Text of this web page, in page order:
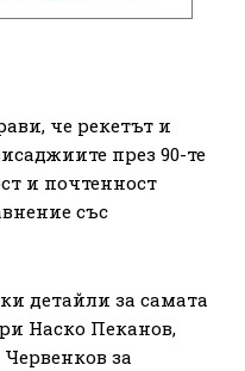
че рекетът и
през 90-те
и почтенност
със
детайли за самата
Наско Пеканов,
за